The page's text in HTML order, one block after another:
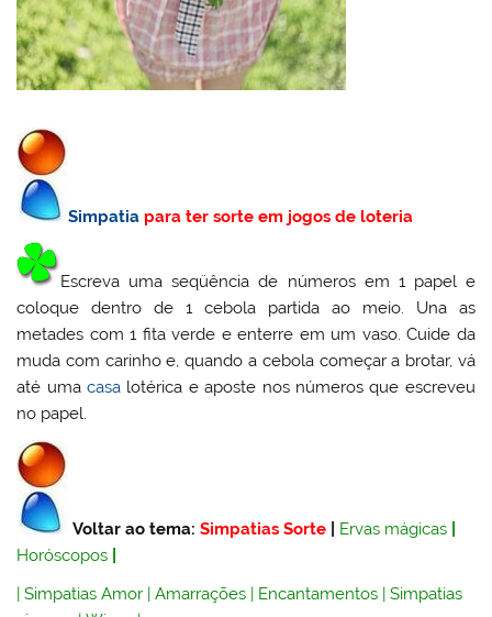
Simpatia para ter sorte em jogos de loteria
Escreva uma seqüência de números em 1 papel e
coloque dentro de 1 cebola partida ao meio. Una as
metades com 1 fita verde e enterre em um vaso. Cuide da
muda com carinho e, quando a cebola começar a brotar, vá
até uma casa lotérica e aposte nos números que escreveu
no papel.
Voltar ao tema:Simpatias Sorte Ervas mágicas
Horóscopos
|Simpatias Amor |Amarrações | Encantamentos |Simpatias